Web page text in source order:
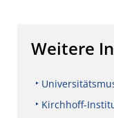
Weitere
Kirchhoff-